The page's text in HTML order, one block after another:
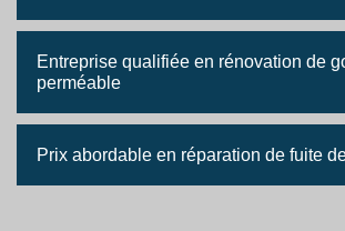
Entreprise qualifiée en rénovation de
perméable
Prix abordable en réparation de fuite